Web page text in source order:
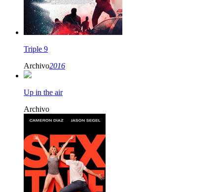
Triple 9
Archivo2016
Up in the air
Archivo